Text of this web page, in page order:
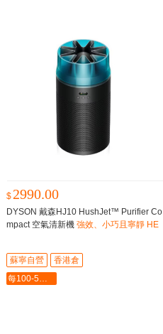
$ 2990.00
DYSON 戴森HJ10 HushJet™ Purifier Co
mpact 空氣清新機 強效、小巧且寧靜 HE
蘇寧自營
香港倉
每100-5最多-2000